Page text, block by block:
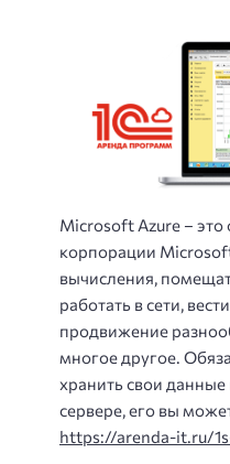
Microsoft Azure –
корпорации
вычисления,
работать в сети,
продвижение
многое другое.
хранить свои
сервере, его вы
https://arenda-it.ru/